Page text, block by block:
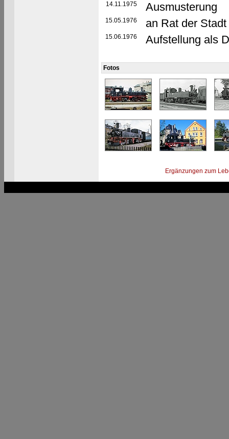
14.11.1975 Ausmusterung
15.05.1976 an Rat der
15.06.1976 Aufstellung als
Fotos
Ergänzungen zum